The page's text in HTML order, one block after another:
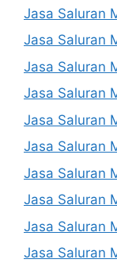
Jasa Saluran
Jasa Saluran
Jasa Saluran
Jasa Saluran
Jasa Saluran
Jasa Saluran
Jasa Saluran
Jasa Saluran
Jasa Saluran
Jasa Saluran